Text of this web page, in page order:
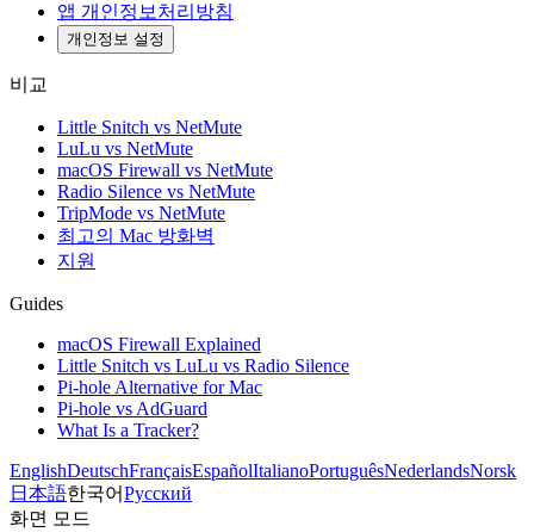
앱 개인정보처리방침
개인정보 설정
비교
Little Snitch vs NetMute
LuLu vs NetMute
macOS Firewall vs NetMute
Radio Silence vs NetMute
TripMode vs NetMute
최고의 Mac 방화벽
지원
Guides
macOS Firewall Explained
Little Snitch vs LuLu vs Radio Silence
Pi-hole Alternative for Mac
Pi-hole vs AdGuard
What Is a Tracker?
EnglishDeutschFrançaisEspañolItalianoPortuguêsNederlandsNorsk
日本語한국어Русский
화면 모드